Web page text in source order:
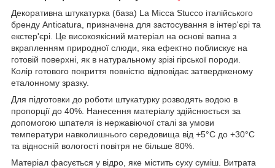
Декоративна штукатурка (база) La Micca Stucco італійського
бренду Anticatura, призначена для застосування в інтер'єрі та
екстер'єрі. Це високоякісний матеріал на основі вапна з
вкрапленням природної слюди, яка ефектно поблискує на
готовій поверхні, як в натуральному зрізі гірської породи.
Колір готового покриття повністю відповідає затвердженому
еталонному зразку.
Для підготовки до роботи штукатурку розводять водою в
пропорції до 40%. Нанесення матеріалу здійснюється за
допомогою шпателя із нержавіючої сталі за умови
температури навколишнього середовища від +5°С до +30°С
та відносній вологості повітря не більше 80%.
Матеріал фасується у відро, яке містить суху суміш. Витрата